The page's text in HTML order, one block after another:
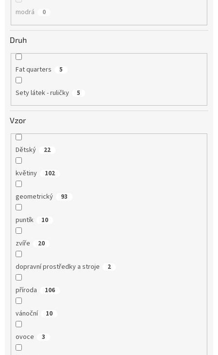
modrá 0
Druh
Fat quarters 5
Sety látek - ruličky 5
Vzor
Dětský 22
květiny 102
geometrický 93
puntík 10
zvíře 20
dopravní prostředky a stroje 2
příroda 106
vánoční 10
ovoce 3